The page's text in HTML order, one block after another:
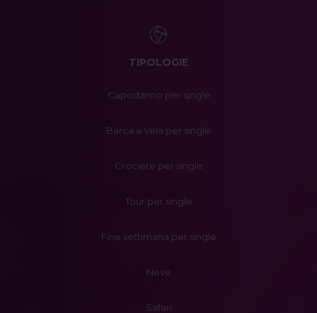
TIPOLOGIE
Capodanno per single
Barca a Vela per single
Crociere per single
Tour per single
Fine settimana per single
Neve
Safari